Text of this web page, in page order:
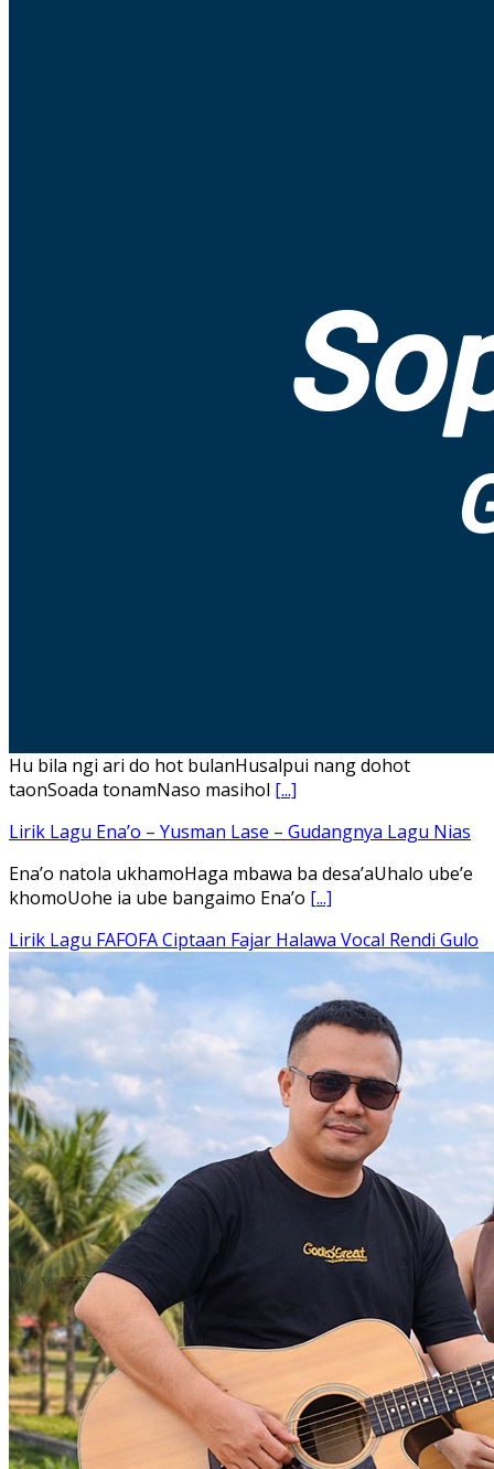
Hu bila ngi ari do hot bulanHusalpui nang dohot
taonSoada tonamNaso masihol [...]
Lirik Lagu Ena’o – Yusman Lase – Gudangnya Lagu Nias